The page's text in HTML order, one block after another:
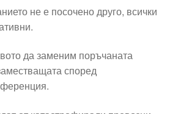
не е посочено друго, всички
да заменим поръчаната
според